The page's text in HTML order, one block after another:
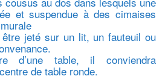
et suspendue à des cimaises
jeté sur un lit, un fauteuil ou
d’une table, il conviendra
de table ronde.